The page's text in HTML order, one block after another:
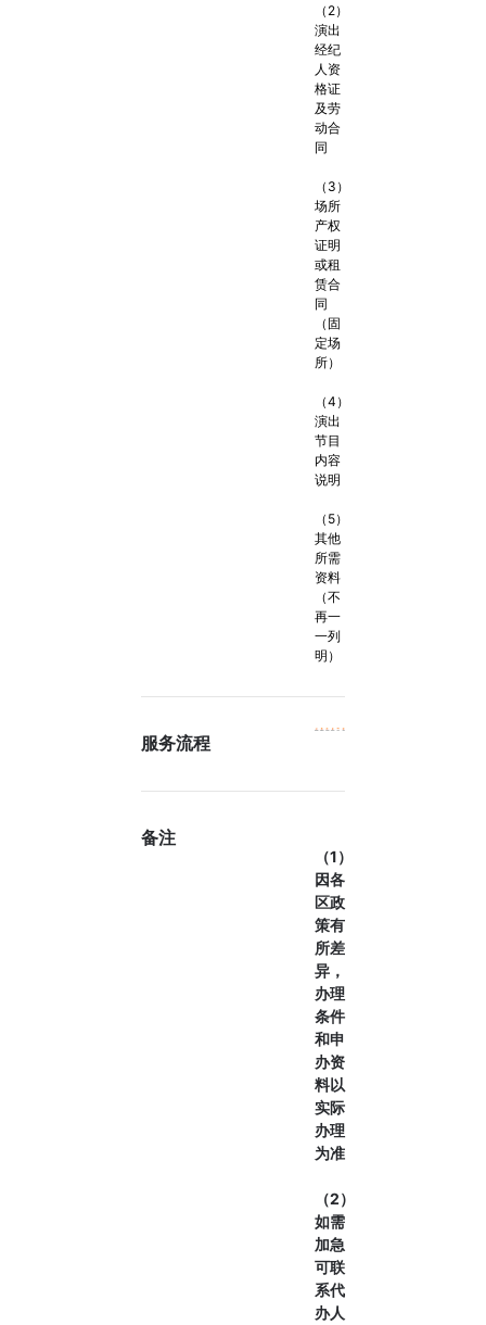
（2）
演出
经纪
人资
格证
及劳
动合
同
（3）
场所
产权
证明
或租
赁合
同
（固
定场
所）
（4）
演出
节目
内容
说明
（5）
其他
所需
资料
（不
再一
一列
明）
服务流程
备注
（1）
因各
区政
策有
所差
异，
办理
条件
和申
办资
料以
实际
办理
为准
（2）
如需
加急
可联
系代
办人